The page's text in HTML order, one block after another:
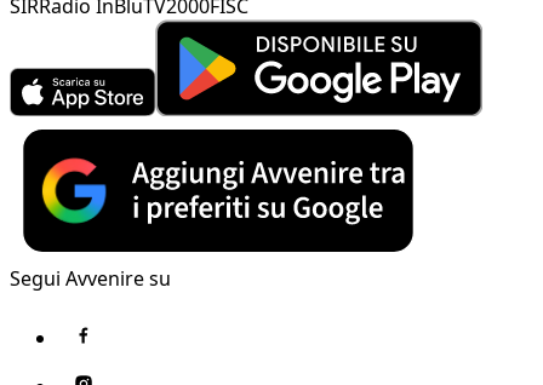
SIRRadio InBluTV2000FISC
Segui Avvenire su